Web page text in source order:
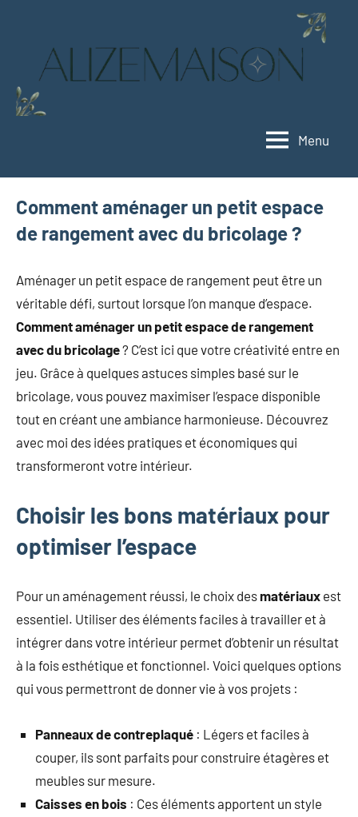
vert
Menu
Comment aménager un petit espace
de rangement avec du bricolage ?
Aménager un petit espace de rangement peut être un
véritable défi, surtout lorsque l’on manque d’espace.
Comment aménager un petit espace de rangement
avec du bricolage? C’est ici que votre créativité entre en
jeu. Grâce à quelques astuces simples basé sur le
bricolage, vous pouvez maximiser l’espace disponible
tout en créant une ambiance harmonieuse. Découvrez
avec moi des idées pratiques et économiques qui
transformeront votre intérieur.
Choisir les bons matériaux pour
optimiser l’espace
Pour un aménagement réussi, le choix desmatériaux est
essentiel. Utiliser des éléments faciles à travailler et à
intégrer dans votre intérieur permet d’obtenir un résultat
à la fois esthétique et fonctionnel. Voici quelques options
qui vous permettront de donner vie à vos projets :
Panneaux de contreplaqué : Légers et faciles à
couper, ils sont parfaits pour construire étagères et
meubles sur mesure.
Caisses en bois : Ces éléments apportent un style